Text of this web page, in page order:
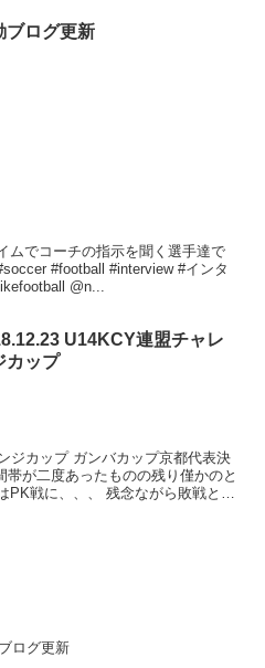
ブログ更新
ムでコーチの指示を聞く選手達で
#football #interview #インタ
@n...
U14KCY連盟チャレ
カップ
ジカップ ガンバカップ京都代表決
が二度あったものの残り僅かのと
PK戦に、、、 残念ながら敗戦とな
ログ更新